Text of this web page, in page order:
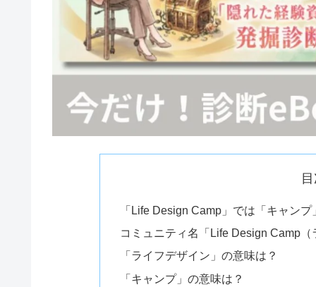
「Life Design Camp」では「キャン
コミュニティ名「Life Design Camp
「ライフデザイン」の意味は？
「キャンプ」の意味は？